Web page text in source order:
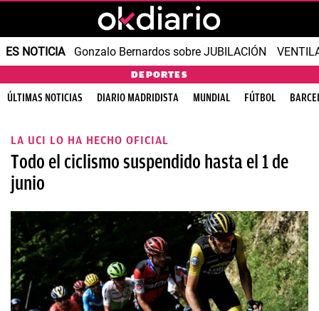
ES NOTICIA Gonzalo Bernardos sobre JUBILACIÓN
DEPORTES
ÚLTIMAS NOTICIAS DIARIO MADRIDISTA MUNDIAL FÚTBOL
LA UCI LO HA HECHO OFICIAL
Todo el ciclismo suspendido hasta el 1 de
junio